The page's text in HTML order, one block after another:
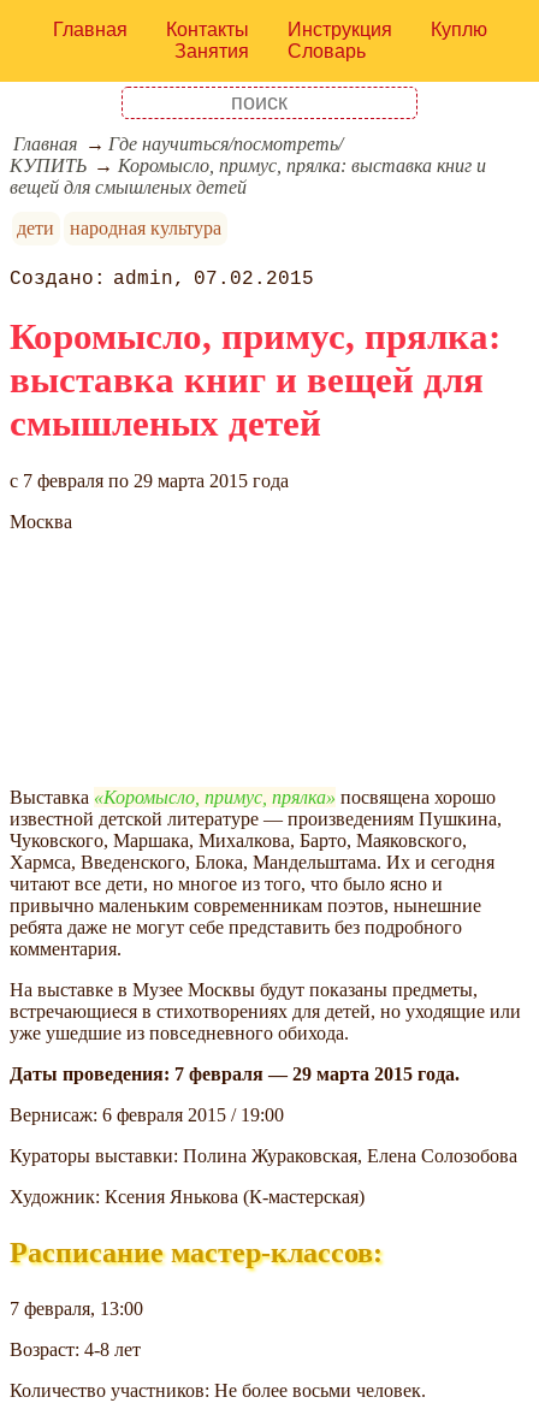
Главная Контакты Инструкция
Куплю
Занятия
Словарь
Главная
Где научиться/посмотреть/
КУПИТЬ
Коромысло, примус, прялка: выставка книг и
вещей для смышленых детей
дети
народная культура
admin 07.02.2015
Коромысло, примус, прялка:
выставка книг и вещей для
смышленых детей
c 7 февраля по 29 марта 2015 года
Москва
Выставка Коромысло, примус, прялка
посвящена хорошо
известной детской литературе — произведениям Пушкина,
Чуковского, Маршака, Михалкова, Барто, Маяковского,
Хармса, Введенского, Блока, Мандельштама. Их и сегодня
читают все дети, но многое из того, что было ясно и
привычно маленьким современникам поэтов, нынешние
ребята даже не могут себе представить без подробного
комментария.
На выставке в Музее Москвы будут показаны предметы,
встречающиеся в стихотворениях для детей, но уходящие или
уже ушедшие из повседневного обихода.
Даты проведения: 7 февраля — 29 марта 2015 года.
Вернисаж: 6 февраля 2015 / 19:00
Кураторы выставки: Полина Жураковская, Елена Солозобова
Художник: Ксения Янькова (К-мастерская)
Расписание мастер-классов:
7 февраля, 13:00
Возраст: 4-8 лет
Количество участников: Не более восьми человек.